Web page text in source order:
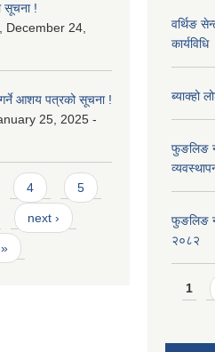
सूचना !
December 24,
आशय पत्रको सूचना !
25, 2025 -
4 5
next ›
वर्थिङ
कार्यविधि
ब्याक्हो
फुङलिङ
फुङलिङ
२०८२
1